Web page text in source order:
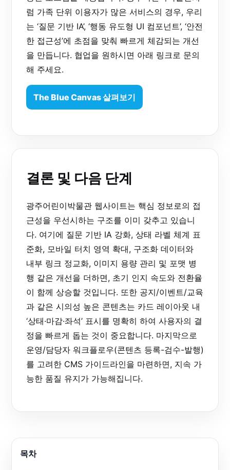
럼 가족 단위 이용자가 많은 서비스의 경우, 우리
는 ‘질문 기반 IA’, ‘행동 유도형 UI 컴포넌트’, ‘안전
한 접근성’에 초점을 맞춰 빠르게 체감되는 개선
을 만듭니다. 협업을 원하시면 아래 링크로 문의
해 주세요.
The Blue Canvas 살펴보기
결론 및 다음 단계
광주어린이박물관 웹사이트는 핵심 정보로의 접
근성을 우선시하는 구조를 이미 갖추고 있습니
다. 여기에 질문 기반 IA 강화, 상태 라벨 체계 표
준화, 모바일 터치 영역 확대, 구조화 데이터와
내부 링크 정교화, 이미지 용량 관리 및 포맷 병
행 같은 개선을 더하면, 초기 인지 속도와 전환율
이 함께 상승할 것입니다. 또한 공지/이벤트/교육
과 같은 시의성 높은 콘텐츠는 카드 레이아웃 내
‘상태·마감·좌석’ 표시를 명확히 하여 사용자의 결
정을 빠르게 돕는 것이 중요합니다. 마지막으로
운영/담당자 워크플로우(콘텐츠 등록-검수-발행)
를 고려한 CMS 가이드라인을 마련하면, 지속 가
능한 품질 유지가 가능해집니다.
목차